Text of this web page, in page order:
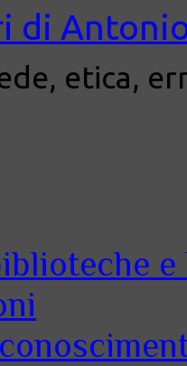
etica,